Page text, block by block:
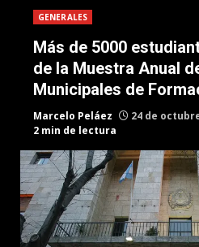
GENERALES
Más de 5000
de la Muestra Anual
Municipales de
Marcelo Peláez
24 de
2 min de lectura